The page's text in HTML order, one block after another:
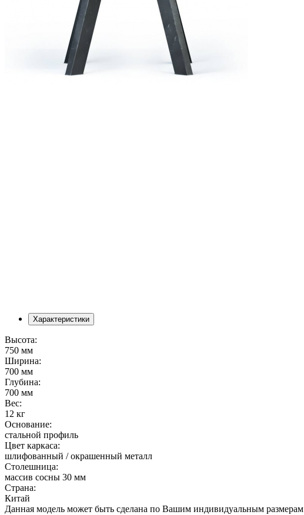
Характеристики
Высота:
750 мм
Ширина:
700 мм
Глубина:
700 мм
Вес:
12 кг
Основание:
стальной профиль
Цвет каркаса:
шлифованный / окрашенный металл
Столешница:
массив сосны 30 мм
Страна:
Китай
Данная модель может быть сделана по Вашим индивидуальным размерам